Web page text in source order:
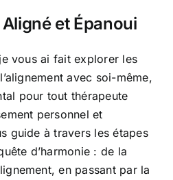
et Épanoui
vous ai fait explorer les
avec soi-même,
pour tout thérapeute
personnel et
guide à travers les étapes
d’harmonie : de la
en passant par la